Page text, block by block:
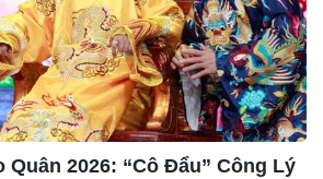
Quân 2026: “Cô Đẩu” Công Lý